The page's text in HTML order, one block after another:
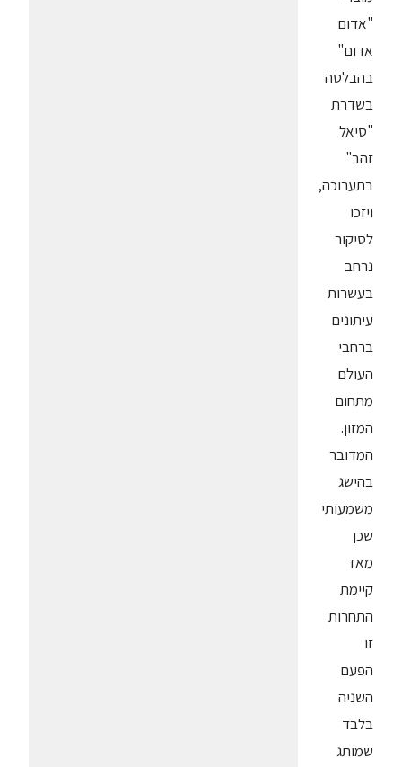
"אדום
אדום"
בהבלטה
בשדרת
"סיאל
זהב"
בתערוכה,
ויזכו
לסיקור
נרחב
בעשרות
עיתונים
ברחבי
העולם
מתחום
המזון.
המדובר
בהישג
משמעותי
שכן
מאז
קיימת
התחרות
זו
הפעם
השניה
בלבד
שמותג